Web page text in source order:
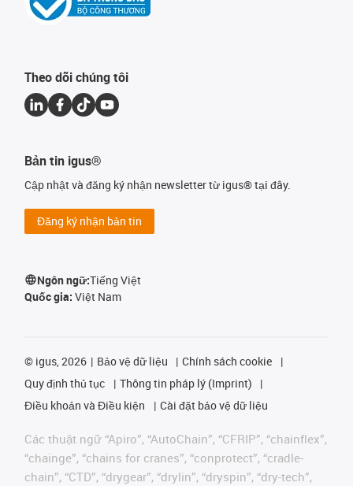
Theo dõi chúng tôi
Bản tin igus®
Cập nhật và đăng ký nhận newsletter từ igus® tại đây.
Đăng ký nhận bản tin
Ngôn ngữ:Tiếng Việt
Quốc gia: Việt Nam
© igus, 2026 Bảo vệ dữ liệu
Chính sách cookie
Quy định thủ tục
Thông tin pháp lý (Imprint)
Điều khoản và Điều kiện
Cài đặt bảo vệ dữ liệu
Các thuật ngữ “Apiro”, “AutoChain”, “CFRIP”, “chainflex”,
“chainge”, “chains for cranes”, “conprotect”, “cradle-
chain”, “CTD”, “drygear”, “drylin”, “dryspin”, “dry-tech”,